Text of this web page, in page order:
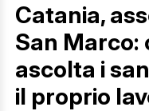
Catania,
San Marco:
ascolta i
il proprio